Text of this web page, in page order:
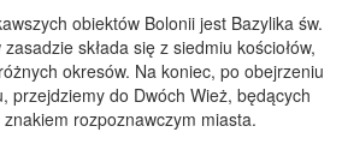
obiektów Bolonii jest Bazylika św.
składa się z siedmiu kościołów,
okresów. Na koniec, po obejrzeniu
przejdziemy do Dwóch Wież, będących
rozpoznawczym miasta.